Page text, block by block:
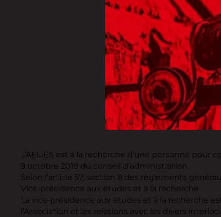
L’AELIÉS est à la recherche d’une personne
9 octobre 2019 du conseil d’administration.
Selon l’article 57, section 8 des règlements
Vice-présidence aux études et à la recherche
La vice-présidence aux études et à la recherche
l’Association et les relations avec les divers